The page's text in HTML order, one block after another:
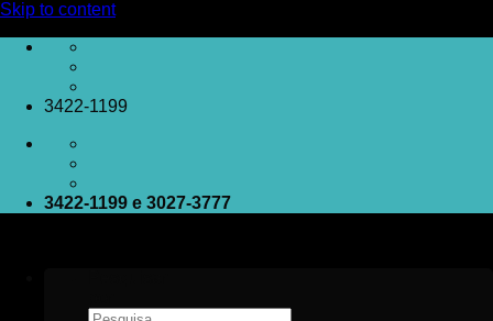
Skip to content
3422-1199
3422-1199 e 3027-3777